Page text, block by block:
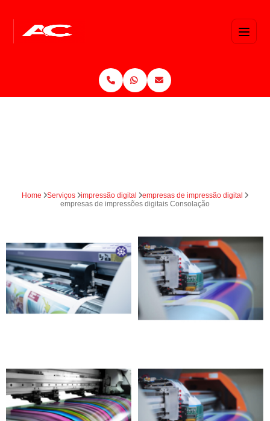
Home Serviços impressão digital
empresas de impressão digital
empresas de impressões digitais Consolação